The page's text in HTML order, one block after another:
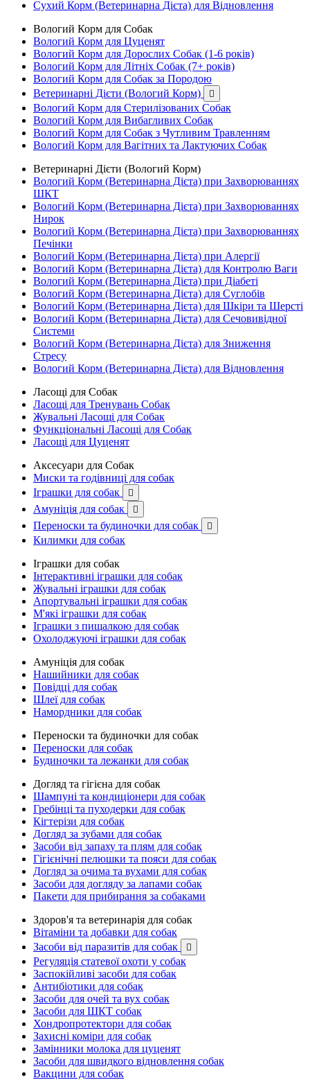
Сухий Корм (Ветеринарна Дієта) для Відновлення
Вологий Корм для Собак
Вологий Корм для Цуценят
Вологий Корм для Дорослих Собак (1-6 років)
Вологий Корм для Літніх Собак (7+ років)
Вологий Корм для Собак за Породою
Ветеринарні Дієти (Вологий Корм)

Вологий Корм для Стерилізованих Собак
Вологий Корм для Вибагливих Собак
Вологий Корм для Собак з Чутливим Травленням
Вологий Корм для Вагітних та Лактуючих Собак
Ветеринарні Дієти (Вологий Корм)
Вологий Корм (Ветеринарна Дієта) при Захворюваннях
ШКТ
Вологий Корм (Ветеринарна Дієта) при Захворюваннях
Нирок
Вологий Корм (Ветеринарна Дієта) при Захворюваннях
Печінки
Вологий Корм (Ветеринарна Дієта) при Алергії
Вологий Корм (Ветеринарна Дієта) для Контролю Ваги
Вологий Корм (Ветеринарна Дієта) при Діабеті
Вологий Корм (Ветеринарна Дієта) для Суглобів
Вологий Корм (Ветеринарна Дієта) для Шкіри та Шерсті
Вологий Корм (Ветеринарна Дієта) для Сечовивідної
Системи
Вологий Корм (Ветеринарна Дієта) для Зниження
Стресу
Вологий Корм (Ветеринарна Дієта) для Відновлення
Ласощі для Собак
Ласощі для Тренувань Собак
Жувальні Ласощі для Собак
Функціональні Ласощі для Собак
Ласощі для Цуценят
Аксесуари для Собак
Миски та годівниці для собак
Іграшки для собак

Амуніція для собак 
Переноски та будиночки для собак 
Килимки для собак
Іграшки для собак
Інтерактивні іграшки для собак
Жувальні іграшки для собак
Апортувальні іграшки для собак
М'які іграшки для собак
Іграшки з пищалкою для собак
Охолоджуючі іграшки для собак
Амуніція для собак
Нашийники для собак
Повідці для собак
Шлеї для собак
Намордники для собак
Переноски та будиночки для собак
Переноски для собак
Будиночки та лежанки для собак
Догляд та гігієна для собак
Шампуні та кондиціонери для собак
Гребінці та пуходерки для собак
Кігтерізи для собак
Догляд за зубами для собак
Засоби від запаху та плям для собак
Гігієнічні пелюшки та пояси для собак
Догляд за очима та вухами для собак
Засоби для догляду за лапами собак
Пакети для прибирання за собаками
Здоров'я та ветеринарія для собак
Вітаміни та добавки для собак
Засоби від паразитів для собак

Регуляція статевої охоти у собак
Заспокійливі засоби для собак
Антибіотики для собак
Засоби для очей та вух собак
Засоби для ШКТ собак
Хондропротектори для собак
Захисні коміри для собак
Замінники молока для цуценят
Засоби для швидкого відновлення собак
Вакцини для собак